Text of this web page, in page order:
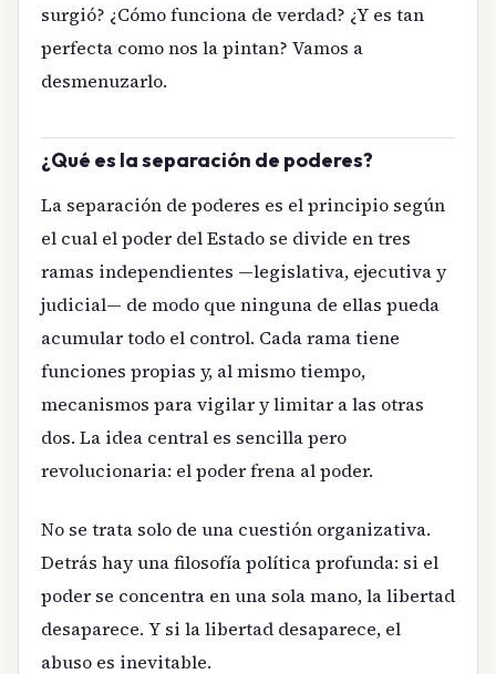
surgió? ¿Cómo funciona de verdad? ¿Y es tan
perfecta como nos la pintan? Vamos a
desmenuzarlo.
¿Qué es la separación de poderes?
La separación de poderes es el principio según
el cual el poder del Estado se divide en tres
ramas independientes —legislativa, ejecutiva y
judicial— de modo que ninguna de ellas pueda
acumular todo el control. Cada rama tiene
funciones propias y, al mismo tiempo,
mecanismos para vigilar y limitar a las otras
dos. La idea central es sencilla pero
revolucionaria: el poder frena al poder.
No se trata solo de una cuestión organizativa.
Detrás hay una filosofía política profunda: si el
poder se concentra en una sola mano, la libertad
desaparece. Y si la libertad desaparece, el
abuso es inevitable.